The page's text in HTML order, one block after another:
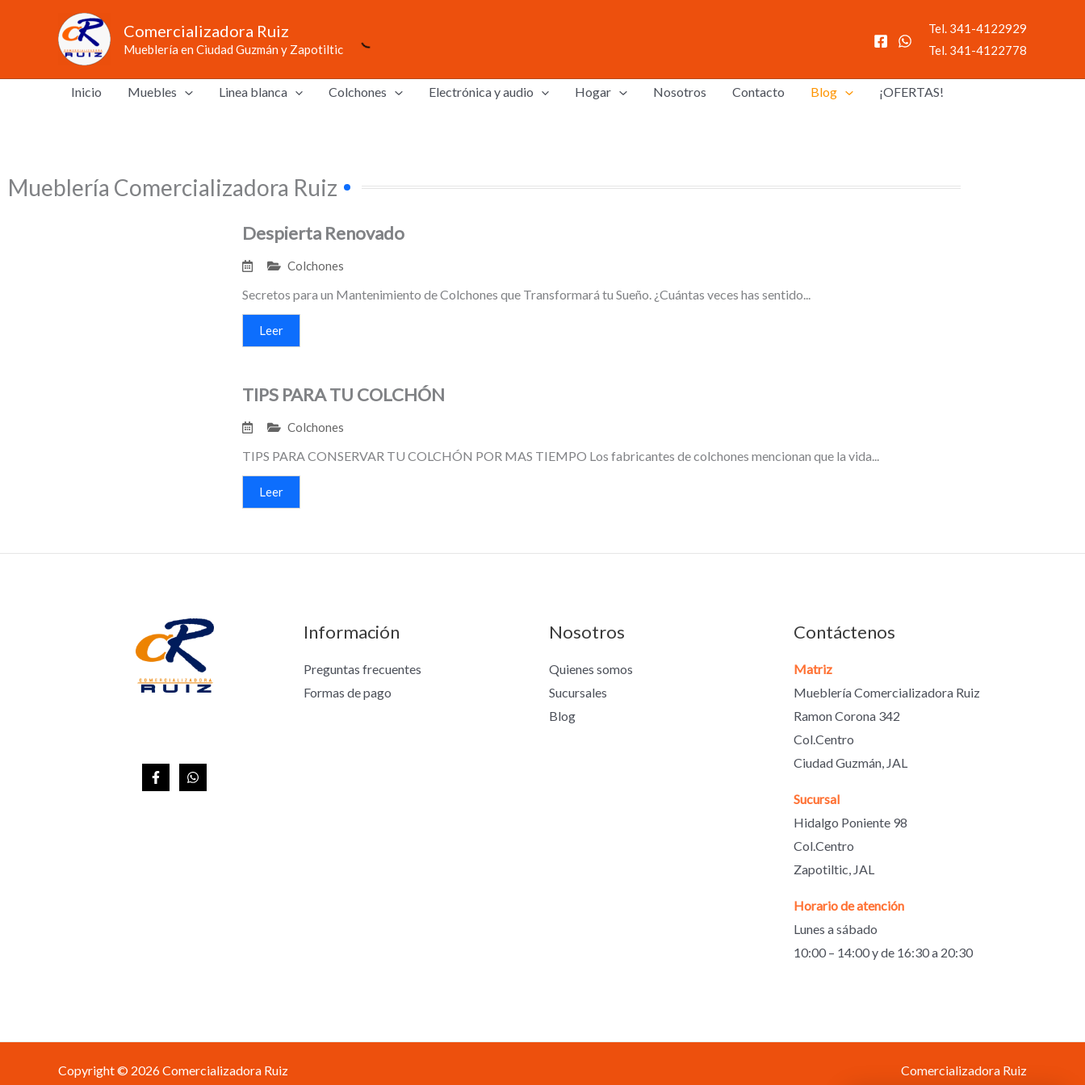
Comercializadora Ruiz
Mueblería en Ciudad Guzmán y Zapotiltic
Tel. 341-4122929
Tel. 341-4122778
Inicio Muebles Linea blanca Colchones Electrónica y audio Hogar Nosotros Contacto Blog ¡OFERTAS!
Mueblería Comercializadora Ruiz
Despierta Renovado
Colchones
Secretos para un Mantenimiento de Colchones que Transformará tu Sueño. ¿Cuántas veces has sentido...
Leer
TIPS PARA TU COLCHÓN
Colchones
TIPS PARA CONSERVAR TU COLCHÓN POR MAS TIEMPO Los fabricantes de colchones mencionan que la vida...
Leer
Información
Preguntas frecuentes
Formas de pago
Nosotros
Quienes somos
Sucursales
Blog
Contáctenos
Matriz
Mueblería Comercializadora Ruiz
Ramon Corona 342
Col.Centro
Ciudad Guzmán, JAL
Sucursal
Hidalgo Poniente 98
Col.Centro
Zapotiltic, JAL
Horario de atención
Lunes a sábado
10:00 – 14:00 y de 16:30 a 20:30
Copyright © 2026 Comercializadora Ruiz Comercializadora Ruiz